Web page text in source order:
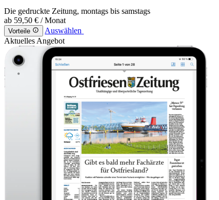
Die gedruckte Zeitung, montags bis samstags
ab 59,50 € / Monat
Vorteile
Auswählen
Aktuelles Angebot